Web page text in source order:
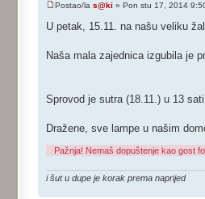
Postao/las@ki » Pon stu 17, 2014
U petak, 15.11. na našu veliku
Naša mala zajednica izgubila je
Sprovod je sutra (18.11.) u 13
Dražene, sve lampe u našim
Pažnja! Nemaš dopuštenje kao gost
i šut u dupe je korak prema naprijed